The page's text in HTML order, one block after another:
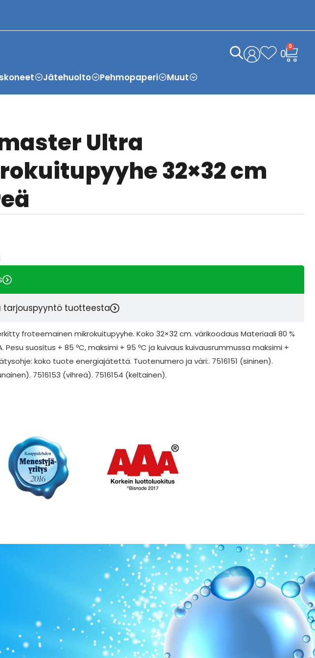
0
0
Jätehuolto Pehmopaperi Muut
Ultra
32×32 cm
tarjouspyyntö tuotteesta
froteemainen mikrokuitupyyhe. Koko 32×32 cm. värikoodaus Materiaali 80 %
Pesu suositus + 85 ºC, maksimi + 95 ºC ja kuivaus kuivausrummussa maksimi +
koko tuote energiajätettä. Tuotenumero ja väri:. 7516151 (sininen).
7516153 (vihreä). 7516154 (keltainen).